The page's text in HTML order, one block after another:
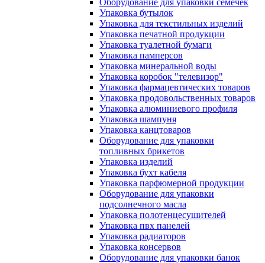
Оборудование для упаковки семечек
Упаковка бутылок
Упаковка для текстильных изделий
Упаковка печатной продукции
Упаковка туалетной бумаги
Упаковка памперсов
Упаковка минеральной воды
Упаковка коробок "телевизор"
Упаковка фармацевтических товаров
Упаковка продовольственных товаров
Упаковка алюминиевого профиля
Упаковка шампуня
Упаковка канцтоваров
Оборудование для упаковки
топливных брикетов
Упаковка изделий
Упаковка бухт кабеля
Упаковка парфюмерной продукции
Оборудование для упаковки
подсолнечного масла
Упаковка полотенцесушителей
Упаковка пвх панелей
Упаковка радиаторов
Упаковка консервов
Оборудование для упаковки банок